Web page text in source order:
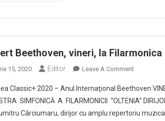
Beethoven, vineri, la Filarmonica
15, 2020 Editor Leave A CommentOn
Beethoven,
Vineri,
La
Classic+ 2020 – Anul Internaţional Beethoven
SIMFONICĂ A FILARMONICII “OLTENIA”
Cârciumaru, dirijor cu amplu repertoriu